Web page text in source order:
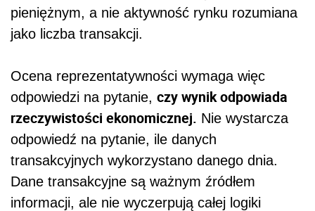
pieniężnym, a nie aktywność rynku rozumiana
jako liczba transakcji.
Ocena reprezentatywności wymaga więc
odpowiedzi na pytanie, czy wynik odpowiada
rzeczywistości ekonomicznej. Nie wystarcza
odpowiedź na pytanie, ile danych
transakcyjnych wykorzystano danego dnia.
Dane transakcyjne są ważnym źródłem
informacji, ale nie wyczerpują całej logiki